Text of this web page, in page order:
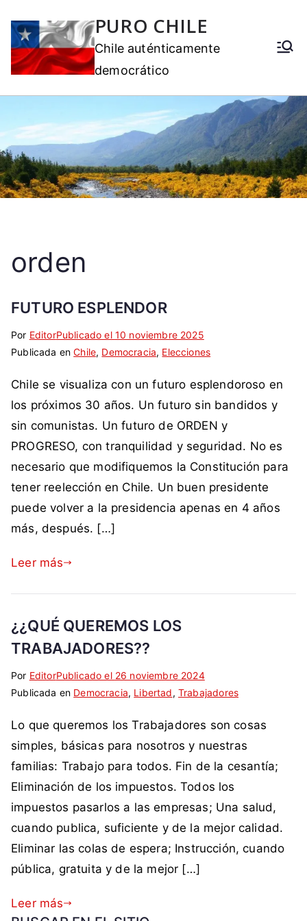
PURO CHILE
Chile auténticamente
democrático
orden
FUTURO ESPLENDOR
Por EditorPublicado el 10 noviembre 2025
Publicada enChile, Democracia, Elecciones
E
t
q
u
e
d
a
c
o
o
h
l
e
k
a
s
e
r
,
a
s
t
,
r
d
S
i
c
o
m
t
a
r
i
s
Chile se visualiza con un futuro esplendoroso en
los próximos 30 años. Un futuro sin bandidos y
sin comunistas. Un futuro de ORDEN y
PROGRESO, con tranquilidad y seguridad. No es
necesario que modifiquemos la Constitución para
tener reelección en Chile. Un buen presidente
puede volver a la presidencia apenas en 4 años
más, después. […]
Leer más
¿¿QUÉ QUEREMOS LOS
TRABAJADORES??
Por EditorPublicado el 26 noviembre 2024
Publicada en Democracia, Libertad, Trabajadores
E
t
q
u
e
d
a
c
o
o
d
S
i
c
o
m
t
a
r
i
s
Lo que queremos los Trabajadores son cosas
simples, básicas para nosotros y nuestras
familias: Trabajo para todos. Fin de la cesantía;
Eliminación de los impuestos. Todos los
impuestos pasarlos a las empresas; Una salud,
cuando publica, suficiente y de la mejor calidad.
Eliminar las colas de espera; Instrucción, cuando
pública, gratuita y de la mejor […]
Leer más